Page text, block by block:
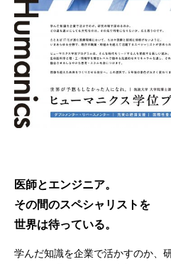
医師とエンジニア。
その間のスペシャリストを
世界は待っている。
学んだ知識を企業で活かすのか、